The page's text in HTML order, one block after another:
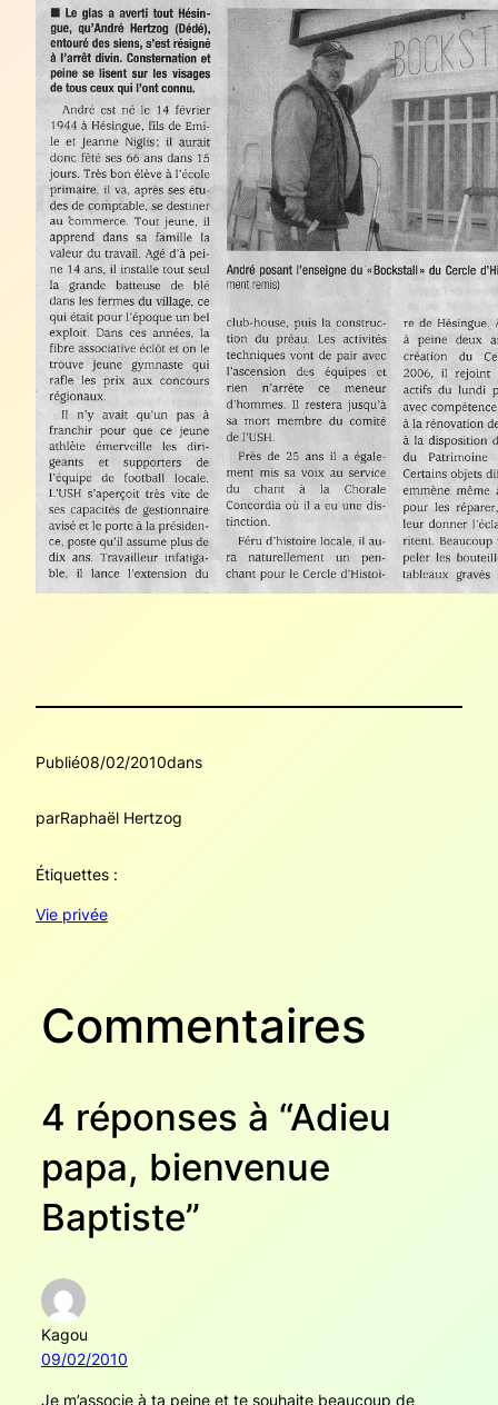
Publié08/02/2010dans
parRaphaël Hertzog
Étiquettes :
Vie privée
Commentaires
4 réponses à “Adieu
papa, bienvenue
Baptiste”
Kagou
09/02/2010
Je m’associe à ta peine et te souhaite beaucoup de